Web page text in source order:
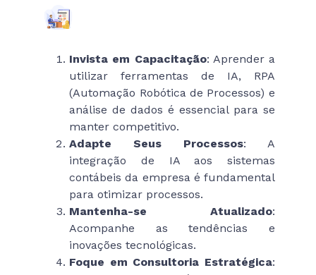
Invista em Capacitação: Aprender a
utilizar ferramentas de IA, RPA
(Automação Robótica de Processos) e
análise de dados é essencial para se
manter competitivo.
Adapte Seus Processos: A
integração de IA aos sistemas
contábeis da empresa é fundamental
para otimizar processos.
Mantenha-se Atualizado:
Acompanhe as tendências e
inovações tecnológicas.
Foque em Consultoria Estratégica: